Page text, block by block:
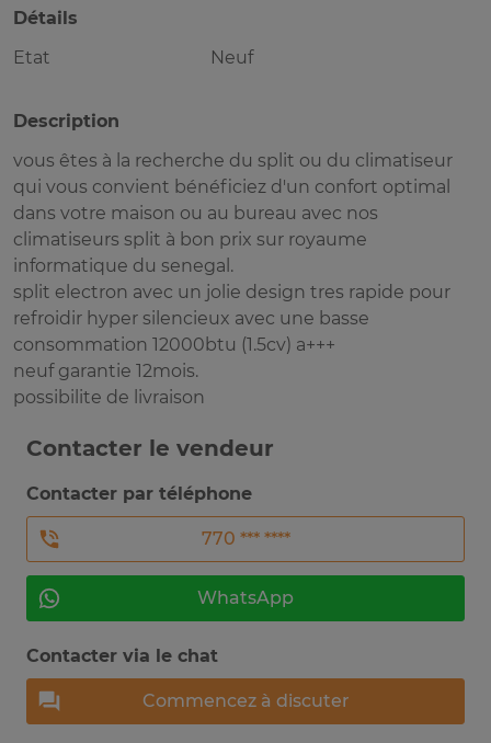
Détails
Etat
Neuf
Description
vous êtes à la recherche du split ou du climatiseur
qui vous convient bénéficiez d'un confort optimal
dans votre maison ou au bureau avec nos
climatiseurs split à bon prix sur royaume
informatique du senegal.
split electron avec un jolie design tres rapide pour
refroidir hyper silencieux avec une basse
consommation 12000btu (1.5cv) a+++
neuf garantie 12mois.
possibilite de livraison
Contacter le vendeur
Contacter par téléphone
770 *** ****
WhatsApp
Contacter via le chat
Commencez à discuter